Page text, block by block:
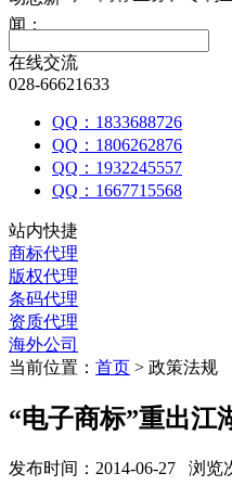
闻：
在线交流
028-66621633
QQ：1833688726
QQ：1806262876
QQ：1932245557
QQ：1667715568
站内快捷
商标代理
版权代理
条码代理
资质代理
海外公司
当前位置： 首页 > 政策法规
“电子商标”重出江
发布时间：2014-06-27 浏览